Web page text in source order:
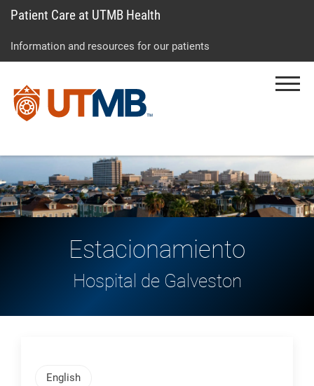
to
to
to
Patient Care at UTMB Health
Information and resources for our patients
Estacionamiento
Hospital de Galveston
English